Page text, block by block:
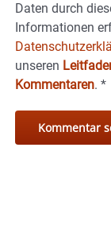
Daten durch
Informationen
unseren
Kommentaren. *